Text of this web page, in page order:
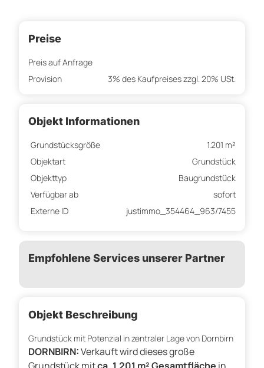
Preise
Preis auf Anfrage
Provision
3% des Kaufpreises zzgl. 20% USt.
Objekt Informationen
Grundstücksgröße
1.201 m²
Objektart
Grundstück
Objekttyp
Baugrundstück
Verfügbar ab
sofort
Externe ID
justimmo_354464_963/7455
Empfohlene Services unserer Partner
Objekt Beschreibung
Grundstück mit Potenzial in zentraler Lage von Dornbirn
DORNBIRN:Verkauft wird dieses große